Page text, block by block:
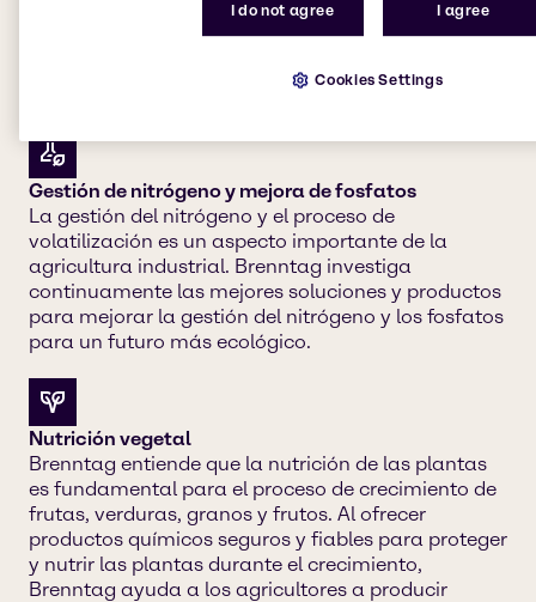
agricultores industriales. Brenntag le ayuda a
mantener sus cultivos agrícolas gracias a
soluciones químicas fiables que los protegen de las
plagas y las enfermedades de las plantas.
Gestión de nitrógeno y mejora de fosfatos
La gestión del nitrógeno y el proceso de
volatilización es un aspecto importante de la
agricultura industrial. Brenntag investiga
continuamente las mejores soluciones y productos
para mejorar la gestión del nitrógeno y los fosfatos
para un futuro más ecológico.
Nutrición vegetal
Brenntag entiende que la nutrición de las plantas
es fundamental para el proceso de crecimiento de
frutas, verduras, granos y frutos. Al ofrecer
productos químicos seguros y fiables para proteger
y nutrir las plantas durante el crecimiento,
Brenntag ayuda a los agricultores a producir
I do not agree I agree
Cookies Settings